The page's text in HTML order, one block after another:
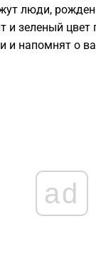
люди,
зеленый цвет
и напомнят о
ad